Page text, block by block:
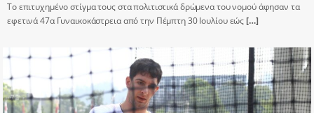
Το επιτυχημένο στίγμα τους στα πολιτιστικά δρώμενα του νομού άφησαν τα
εφετινά 47α Γυναικοκάστρεια από την Πέμπτη 30 Ιουλίου εώς[…]